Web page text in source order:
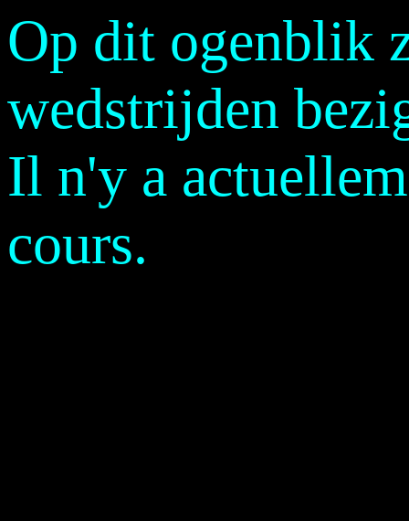
Op dit ogenblik
wedstrijden
Il n'y a
cours.